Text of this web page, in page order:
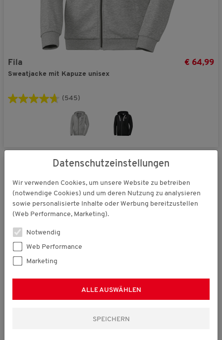
Fila
Sweatjacke mit Kapuze unisex
€ 64,99
(545)
Datenschutzeinstellungen
Wir verwenden Cookies, um unsere Website zu betreiben
(notwendige Cookies) und um deren Nutzung zu analysieren
sowie personalisierte Inhalte oder Werbung bereitzustellen
(Web Performance, Marketing).
Notwendig
Web Performance
Marketing
ALLE AUSWÄHLEN